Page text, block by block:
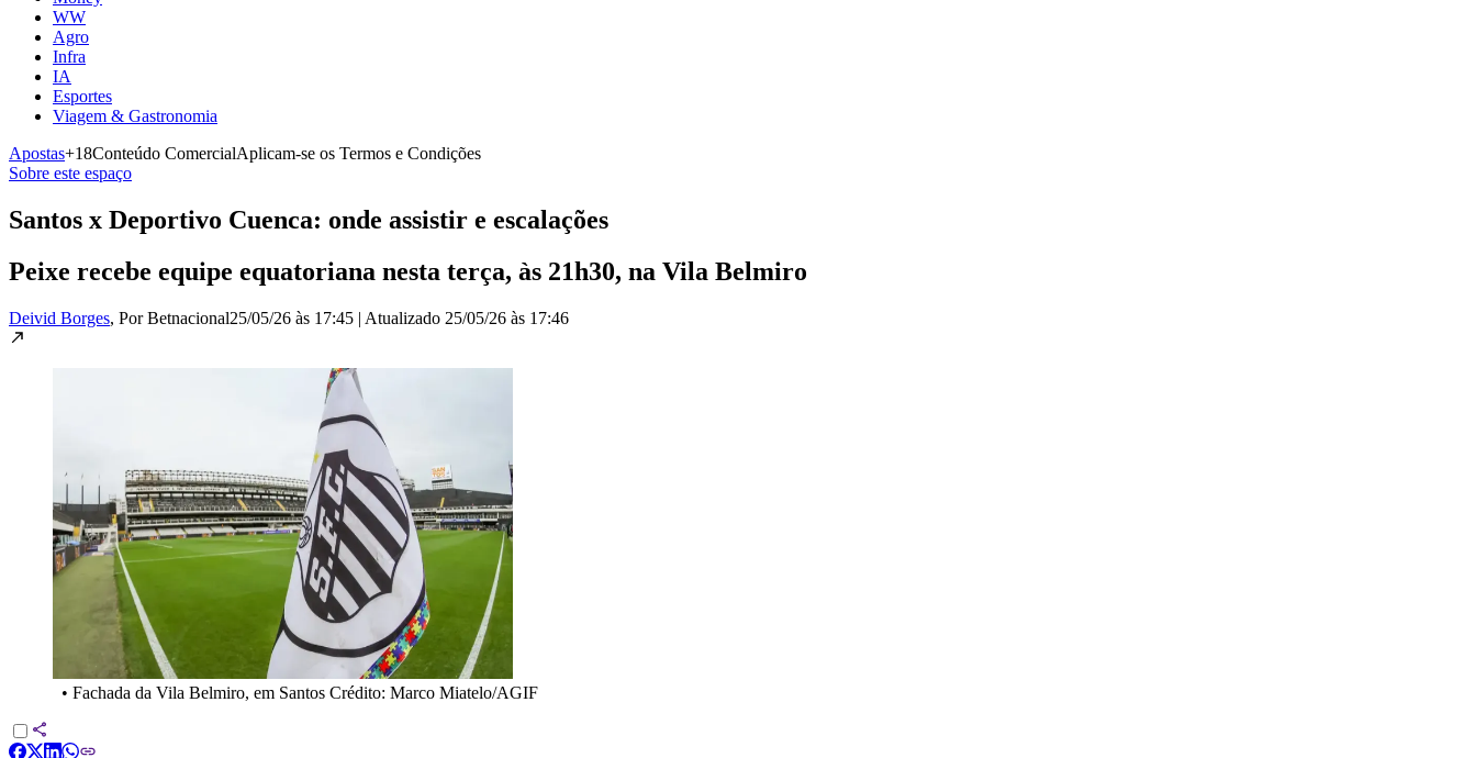
WW
Agro
Infra
IA
Esportes
Viagem & Gastronomia
Apostas+18Conteúdo ComercialAplicam-se os Termos e Condições
Sobre este espaço
Santos x Deportivo Cuenca: onde assistir e escalações
Peixe recebe equipe equatoriana nesta terça, às 21h30, na Vila Belmiro
Deivid Borges, Por Betnacional25/05/26 às 17:45 | Atualizado 25/05/26 às 17:46
• Fachada da Vila Belmiro, em Santos Crédito: Marco Miatelo/AGIF